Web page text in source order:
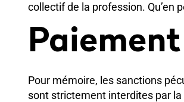
collectif de la profession. Qu’en
Paiement
Pour mémoire, les sanctions
sont strictement interdites par la